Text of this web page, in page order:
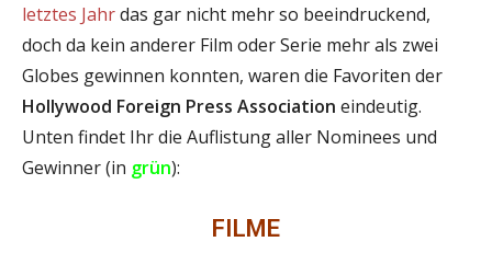
letztes Jahrdas gar nicht mehr so beeindruckend,
doch da kein anderer Film oder Serie mehr als zwei
Globes gewinnen konnten, waren die Favoriten der
Hollywood Foreign Press Association eindeutig.
Unten findet Ihr die Auflistung aller Nominees und
Gewinner (in grün):
FILME